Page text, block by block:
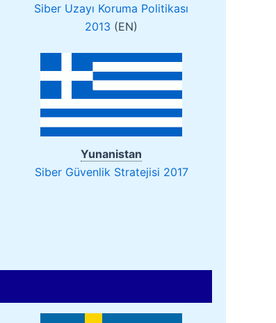
Siber Uzayı Koruma Politikası
2013 (EN)
Yunanistan
Siber Güvenlik Stratejisi 2017